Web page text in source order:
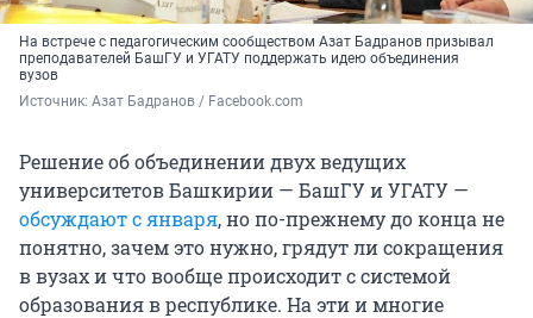
На встрече с педагогическим сообществом Азат Бадранов призывал
преподавателей БашГУ и УГАТУ поддержать идею объединения
вузов
Источник: Азат Бадранов / Facebook.com
Решение об объединении двух ведущих
университетов Башкирии — БашГУ и УГАТУ —
обсуждают с января, но по-прежнему до конца не
понятно, зачем это нужно, грядут ли сокращения
в вузах и что вообще происходит с системой
образования в республике. На эти и многие